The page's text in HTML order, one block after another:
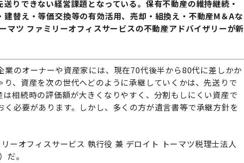
りできない経営課題となっている。保有不動産の維持継続・
替え・等価交換等の有効活用、売却・組換え・不動産М＆Aな
マツ ファミリーオフィスサービスの不動産アドバイザリーが新
業のオーナーや資産家には、現在70代後半から80代に差しかか
、資産を次の世代へどのように承継していくかは、先送りで
相続時の評価額が大きくなりやすく、分割もしにくい資産で
必要があります。しかし、多くの方が遺言書等で承継方針を
ーオフィスサービス 執行役 兼 デロイト トーマツ税理士法人
だ。